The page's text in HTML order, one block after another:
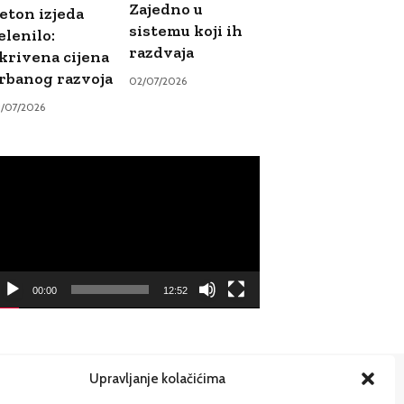
Upravljanje kolačićima
izjeda
cijena
razvoja
07/2026
Zajedno u
sistemu koji ih
razdvaja
02/07/2026
00:00 12:52